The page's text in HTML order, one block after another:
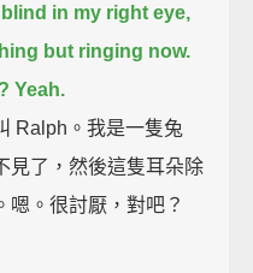
blind in my right eye,
but ringing now.
Yeah.
Ralph。我是一隻兔
見了，然後這隻耳朵除
嗯。很討厭，對吧？